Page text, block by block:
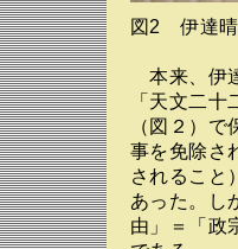
図2 伊達晴
本来、伊
「天文二
（図２）
事を免除さ
されること
あった。し
由」＝「政